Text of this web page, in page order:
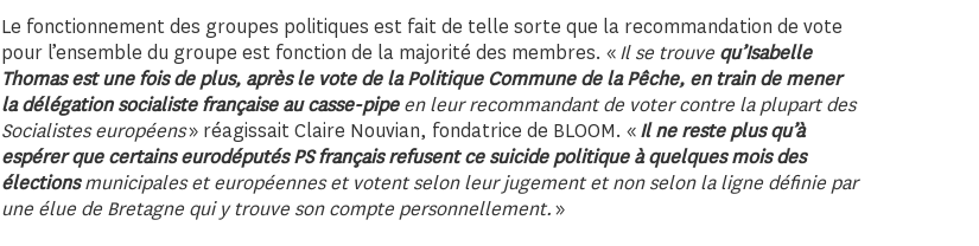
Le fonctionnement des groupes politiques est fait de telle sorte que la recommandation de vote
pour l’ensemble du groupe est fonction de la majorité des membres. «Il se trouve qu’Isabelle
Thomas est une fois de plus, après le vote de la Politique Commune de la Pêche, en train de mener
la délégation socialiste française au casse-pipeen leur recommandant de voter contre la plupart des
Socialistes européens» réagissait Claire Nouvian, fondatrice de BLOOM. «Il ne reste plus qu’à
espérer que certains eurodéputés PS français refusent ce suicide politique à quelques mois des
électionsmunicipales et européennes et votent selon leur jugement et non selon la ligne définie par
une élue de Bretagne qui y trouve son compte personnellement.»